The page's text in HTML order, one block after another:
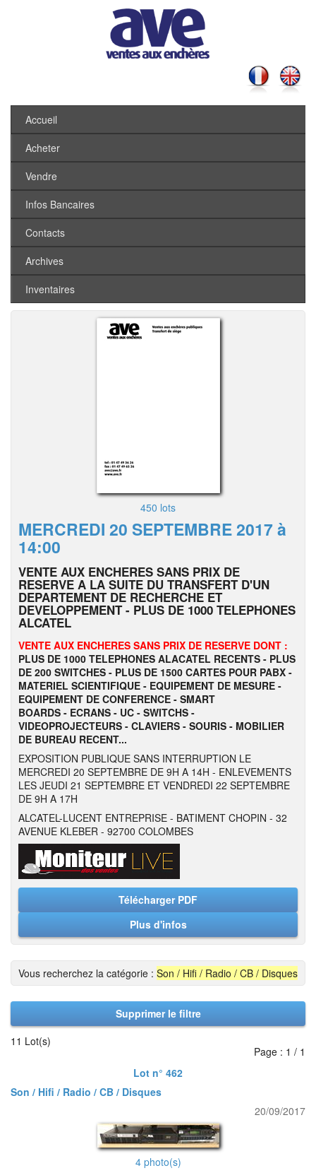
Accueil
Acheter
Vendre
Infos Bancaires
Contacts
Archives
Inventaires
450 lots
MERCREDI 20 SEPTEMBRE 2017 à
14:00
VENTE AUX ENCHERES SANS PRIX DE
RESERVE A LA SUITE DU TRANSFERT D'UN
DEPARTEMENT DE RECHERCHE ET
DEVELOPPEMENT - PLUS DE 1000 TELEPHONES
ALCATEL
VENTE AUX ENCHERES SANS PRIX DE RESERVE DONT :
PLUS DE 1000 TELEPHONES ALACATEL RECENTS - PLUS
DE 200 SWITCHES - PLUS DE 1500 CARTES POUR PABX -
MATERIEL SCIENTIFIQUE - EQUIPEMENT DE MESURE -
EQUIPEMENT DE CONFERENCE - SMART
BOARDS - ECRANS - UC - SWITCHS -
VIDEOPROJECTEURS - CLAVIERS - SOURIS - MOBILIER
DE BUREAU RECENT...
EXPOSITION PUBLIQUE SANS INTERRUPTION LE
MERCREDI 20 SEPTEMBRE DE 9H A 14H - ENLEVEMENTS
LES JEUDI 21 SEPTEMBRE ET VENDREDI 22 SEPTEMBRE
DE 9H A 17H
ALCATEL-LUCENT ENTREPRISE - BATIMENT CHOPIN - 32
AVENUE KLEBER - 92700 COLOMBES
Télécharger PDF
Plus d'infos
Vous recherchez la catégorie : Son / Hifi / Radio / CB / Disques
Supprimer le filtre
11 Lot(s)
Page : 1 / 1
Lot n° 462
Son / Hifi / Radio / CB / Disques
20/09/2017
4 photo(s)